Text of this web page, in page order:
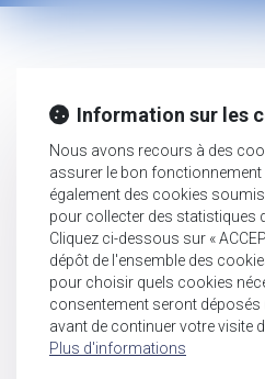
Information sur les
Nous avons recours à des
assurer le bon
également des cookies
pour collecter des statistiques
Cliquez ci-dessous sur «
dépôt de l'ensemble des
pour choisir quels cookies
consentement seront
avant de continuer votre visite
Plus d'informations